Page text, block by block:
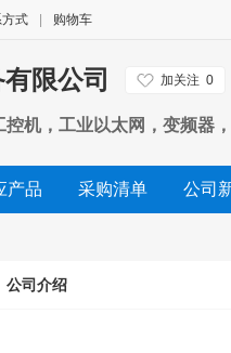
式 购物车
限公司 加关注 0
控机，工业以太网，变频器
产品 采购清单 公司
公司介绍